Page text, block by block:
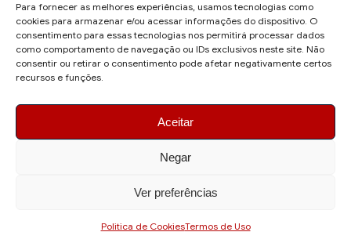
Para fornecer as melhores experiências, usamos tecnologias como
cookies para armazenar e/ou acessar informações do dispositivo. O
consentimento para essas tecnologias nos permitirá processar dados
como comportamento de navegação ou IDs exclusivos neste site. Não
consentir ou retirar o consentimento pode afetar negativamente certos
recursos e funções.
Aceitar
Negar
Ver preferências
Politica de CookiesTermos de Uso
FALE CONOSCO
Sugestões de Pauta:
ronaldo.valentim150@gmail.com
© 2026 AquiAgora - Todos os direitos reservados.